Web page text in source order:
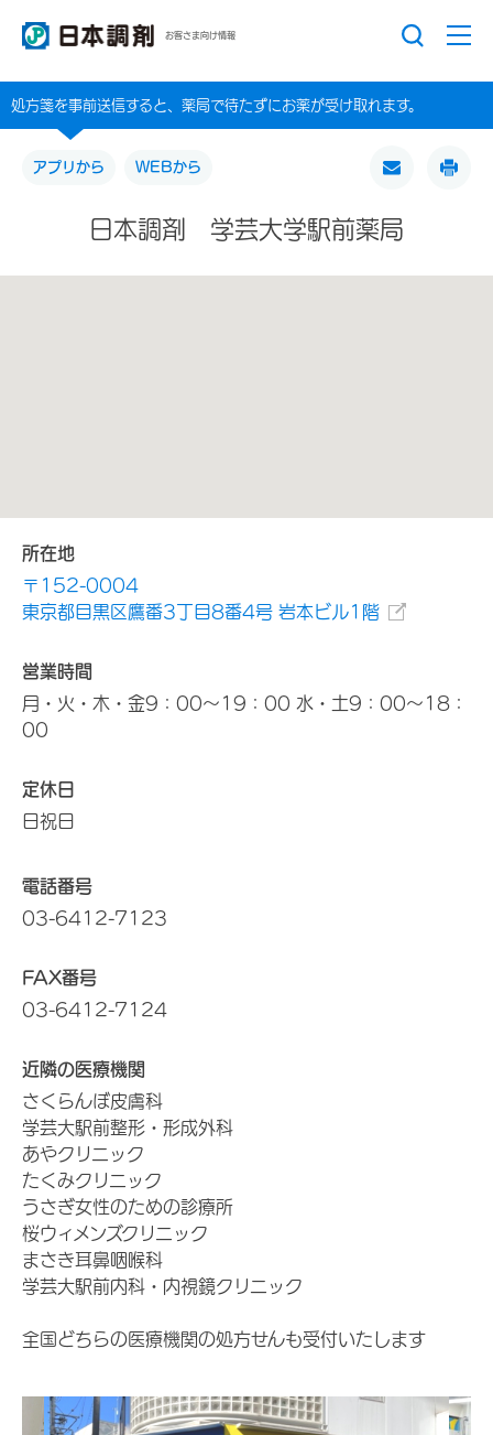
お客さま向け情報
処方箋を事前送信すると、薬局で待たずにお薬が受け取れます。
アプリから WEBから
日本調剤 学芸大学駅前薬局
所在地
〒152-0004
東京都目黒区鷹番3丁目8番4号 岩本ビル1階
営業時間
月・火・木・金9：00～19：00 水・土9：00～18：
00
定休日
日祝日
電話番号
03-6412-7123
FAX番号
03-6412-7124
近隣の医療機関
さくらんぼ皮膚科
学芸大駅前整形・形成外科
あやクリニック
たくみクリニック
うさぎ女性のための診療所
桜ウィメンズクリニック
まさき耳鼻咽喉科
学芸大駅前内科・内視鏡クリニック
全国どちらの医療機関の処方せんも受付いたします